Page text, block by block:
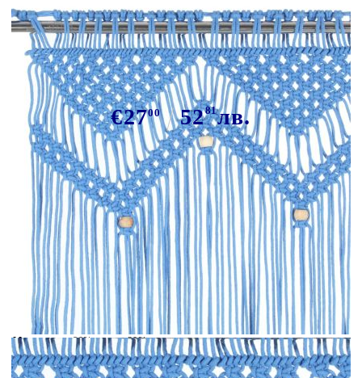
Завеса макраме, синя, 140x240 см,
памук
€2700 5281лв.
В наличност: 26 бр.
Време за доставка: 5 до 9 дни
Безплатна доставка до адрес при плащане по банков път
Цвят:
Син
Материал:
80% памук, 20% полиестер
Размери:
140 x 240 cм (Ш х Д)
EAN code:
8720286180877